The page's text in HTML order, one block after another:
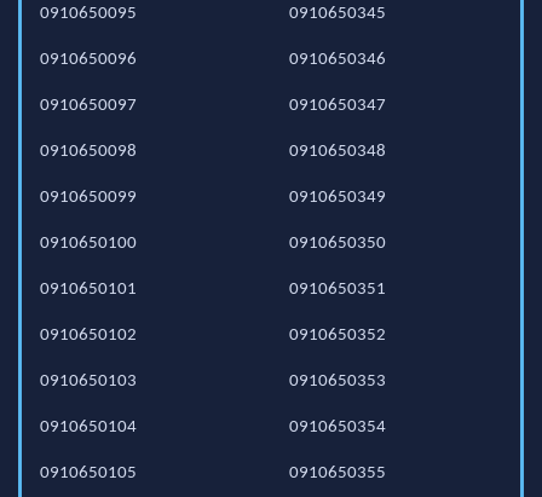
0910650095
0910650096
0910650097
0910650098
0910650099
0910650100
0910650101
0910650102
0910650103
0910650104
0910650105
0910650345
0910650346
0910650347
0910650348
0910650349
0910650350
0910650351
0910650352
0910650353
0910650354
0910650355